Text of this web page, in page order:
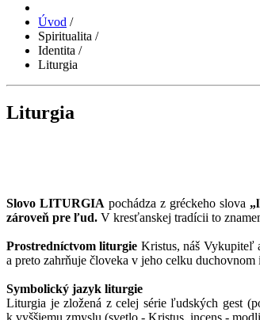
Úvod /
Spiritualita /
Identita /
Liturgia
Liturgia
Slovo LITURGIA pochádza z gréckeho slova
zároveň pre ľud. V kresťanskej tradícii to
Prostredníctvom liturgie Kristus, náš Vykupiteľ
a preto zahrňuje človeka v jeho celku
Symbolický jazyk liturgie
Liturgia je zložená z celej série ľudských gest
k vyššiemu zmyslu (svetlo - Kristus, incens -